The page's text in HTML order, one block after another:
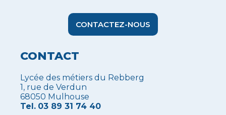
CONTACTEZ-NOUS
CONTACT
Lycée des métiers du Rebberg
1, rue de Verdun
68050 Mulhouse
Tel. 03 89 31 74 40